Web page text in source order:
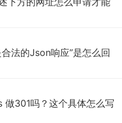
法的Json响应”是怎么回
301吗？这个具体怎么写